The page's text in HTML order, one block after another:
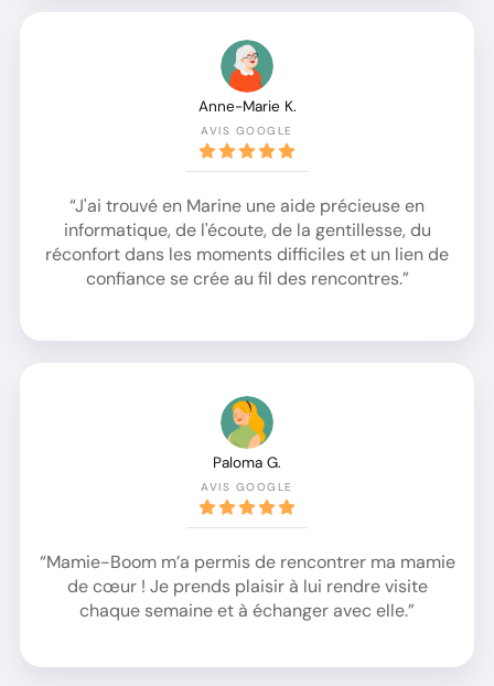
Anne-Marie K.
AVIS GOOGLE
“J'ai trouvé en Marine une aide précieuse en
informatique, de l'écoute, de la gentillesse, du
réconfort dans les moments difficiles et un lien de
confiance se crée au fil des rencontres.”
Paloma G.
AVIS GOOGLE
“Mamie-Boom m’a permis de rencontrer ma mamie
de cœur ! Je prends plaisir à lui rendre visite
chaque semaine et à échanger avec elle.”